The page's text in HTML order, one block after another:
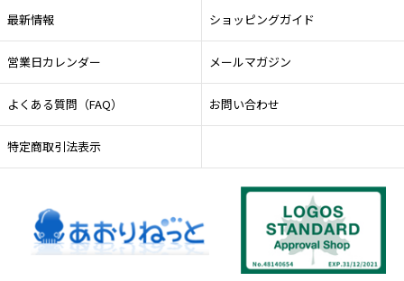
最新情報 ショッピングガイド
営業日カレンダー メールマガジン
よくある質問（FAQ） お問い合わせ
特定商取引法表示